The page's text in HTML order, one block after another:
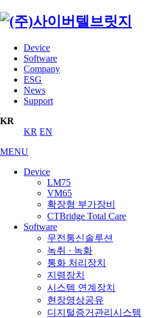
Device
Software
Company
ESG
News
Support
KR
KR EN
MENU
Device
LM75
VM65
확장형 부가장비
CTBridge Total Care
Software
무전통신솔루션
녹취 · 녹화
통화 처리장치
지령장치
시스템 연계장치
현장영상공유
디지털증거관리시스템